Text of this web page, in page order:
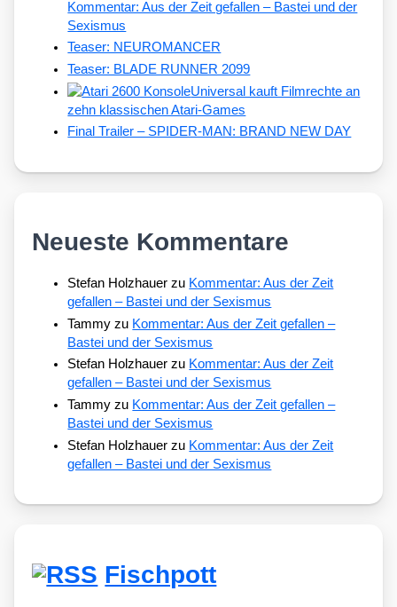
Kommentar: Aus der Zeit gefallen – Bastei und der
Sexismus
Teaser: NEUROMANCER
Teaser: BLADE RUNNER 2099
Universal kauft Filmrechte an
zehn klassischen Atari-Games
Final Trailer – SPIDER-MAN: BRAND NEW DAY
Neueste Kommentare
Stefan Holzhauer zu Kommentar: Aus der Zeit
gefallen – Bastei und der Sexismus
Tammy zu Kommentar: Aus der Zeit gefallen –
Bastei und der Sexismus
Stefan Holzhauer zu Kommentar: Aus der Zeit
gefallen – Bastei und der Sexismus
Tammy zu Kommentar: Aus der Zeit gefallen –
Bastei und der Sexismus
Stefan Holzhauer zu Kommentar: Aus der Zeit
gefallen – Bastei und der Sexismus
Fischpott